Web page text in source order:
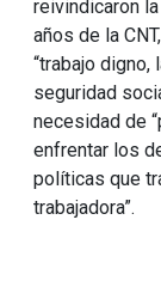
reivindicaron
años de la
“trabajo digno,
seguridad
necesidad de
enfrentar los
políticas que
trabajadora”.